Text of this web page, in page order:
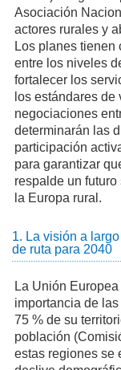
Asociación
actores rurales y
Los planes tienen
entre los niveles
fortalecer los
los estándares
negociaciones
determinarán las
participación
para garantizar
respalde un
la Europa rural.
1. La visión a
de ruta para 2040
La Unión
importancia de
75 % de su
población
estas regiones se